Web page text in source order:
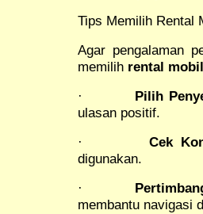
Tips Memilih Rental
Agar pengalaman
memilih rental
· Pilih
ulasan positif.
·Cek
digunakan.
·
membantu navigasi